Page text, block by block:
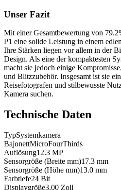
Unser Fazit
Mit einer Gesamtbewertung von
P1 eine solide Leistung in einem
Ihre Stärken liegen vor allem in der
Design. Als eine der kompaktesten
macht sie jedoch einige
und Blitzzubehör. Insgesamt ist sie
Reisefotografen und stilbewusste
Kamera suchen.
Technische Daten
TypSystemkamera
BajonettMicroFourThirds
Auflösung12.3 MP
Sensorgröße (Breite mm)17.3 mm
Sensorgröße (Höhe mm)13.0 mm
Farbtiefe24 Bit
Displaygröße3.00 Zoll